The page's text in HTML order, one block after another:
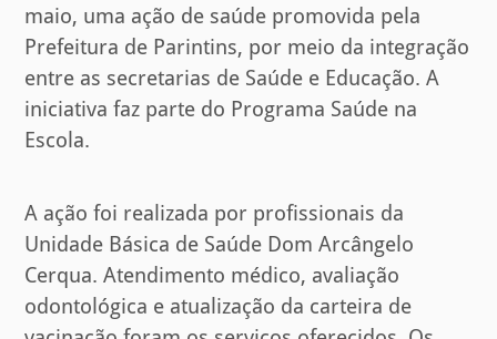
maio, uma ação de saúde promovida pela
Prefeitura de Parintins, por meio da integração
entre as secretarias de Saúde e Educação. A
iniciativa faz parte do Programa Saúde na
Escola.
A ação foi realizada por profissionais da
Unidade Básica de Saúde Dom Arcângelo
Cerqua. Atendimento médico, avaliação
odontológica e atualização da carteira de